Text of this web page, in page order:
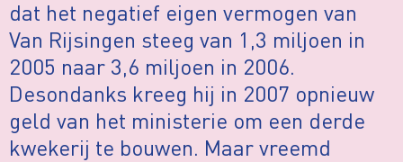
dat het negatief eigen vermogen van
Van Rijsingen steeg van 1,3 miljoen in
2005 naar 3,6 miljoen in 2006.
Desondanks kreeg hij in 2007 opnieuw
geld van het ministerie om een derde
kwekerij te bouwen. Maar vreemd